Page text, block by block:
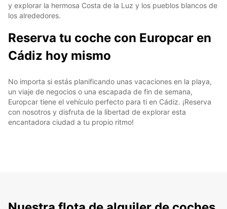
y explorar la hermosa Costa de la Luz y los pueblos blancos de
los alrededores.
Reserva tu coche con Europcar en
Cádiz hoy mismo
No importa si estás planificando unas vacaciones en la playa,
un viaje de negocios o una escapada de fin de semana,
Europcar tiene el vehículo perfecto para ti en Cádiz. ¡Reserva
con nosotros y disfruta de la libertad de explorar esta
encantadora ciudad a tu propio ritmo!